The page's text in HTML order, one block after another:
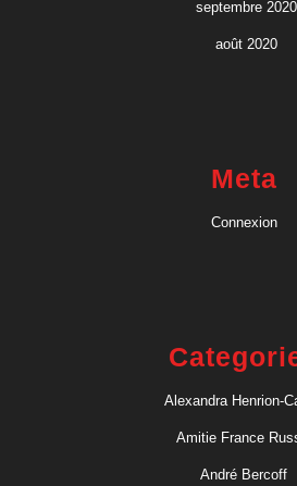
septembre 2020
août 2020
Meta
Connexion
Alexandra Henrion-
Amitie France
André Bercoff